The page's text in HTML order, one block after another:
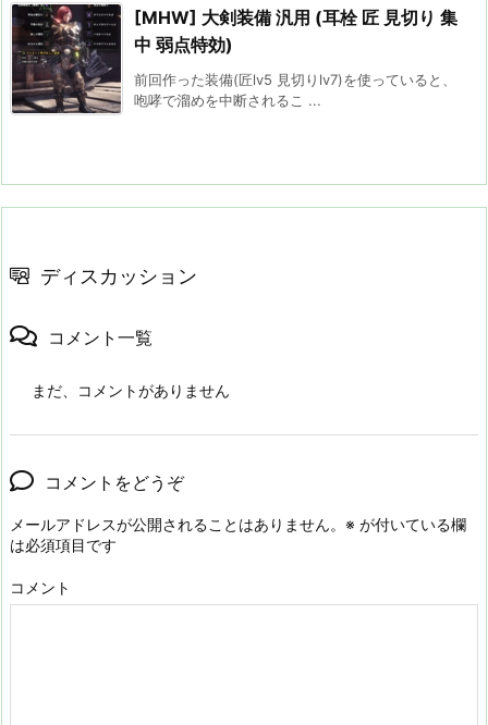
[MHW] 大剣装備 汎用 (耳栓 匠 見切り 集
中 弱点特効)
前回作った装備(匠lv5 見切りlv7)を使っていると、
咆哮で溜めを中断されるこ ...
ディスカッション
コメント一覧
まだ、コメントがありません
コメントをどうぞ
メールアドレスが公開されることはありません。 ※ が付いている欄
は必須項目です
コメント